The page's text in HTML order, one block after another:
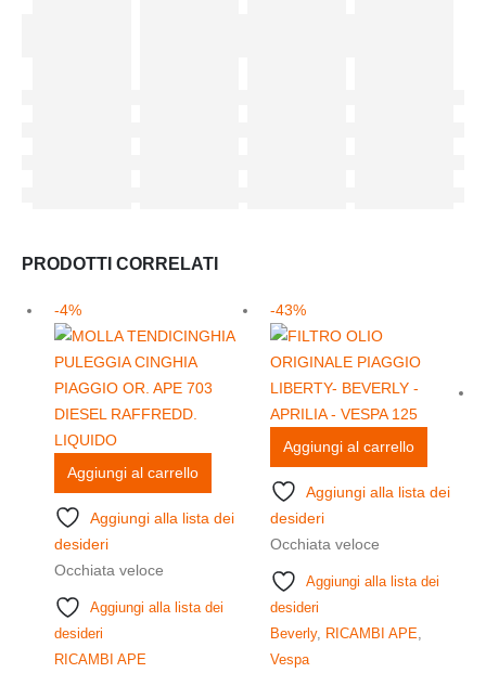
PRODOTTI CORRELATI
-4%
Aggiungi al carrello
Aggiungi alla lista dei
desideri
Occhiata veloce
Aggiungi alla lista dei
desideri
RICAMBI APE
-43%
Aggiungi al carrello
Aggiungi alla lista dei
desideri
Occhiata veloce
Aggiungi alla lista dei
desideri
Beverly, RICAMBI APE
Vespa